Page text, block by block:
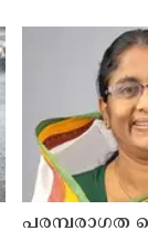
പരമ്പരാഗത